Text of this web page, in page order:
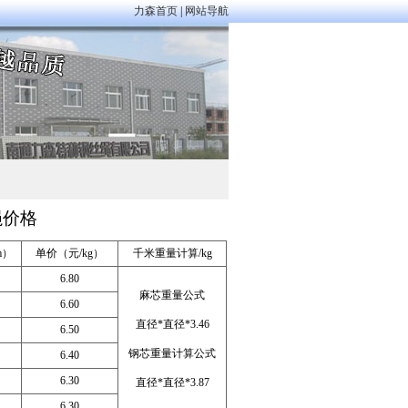
力森首页|网站导航
格
单价（元/kg）
千米重量计算/kg
6.80
麻芯重量公式
直径*直径*3.46
钢芯重量计算公式
直径*直径*3.87
6.60
6.50
6.40
6.30